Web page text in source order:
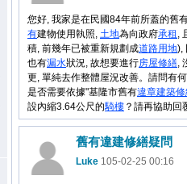
您好, 我家是在民國84年前所蓋的舊
有建物使用執照, 土地為向政府承租 ,
積, 前幾年已被重新規劃成道路用地),
也有漏水狀況, 故想要進行房屋修繕,
更, 單純去作整體屋況改善。請問有
是否需要依據"基隆市舊有違章建築
設內縮3.64公尺的騎樓 ？請再協助回
舊有違建修繕疑問
Luke 105-02-25 00:16